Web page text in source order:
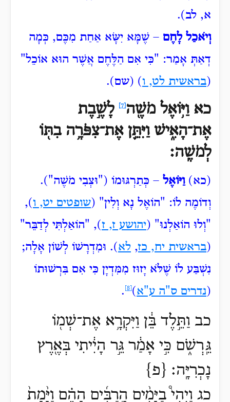
א, לב).
וְיֹאכַל לָחֶם – שֶׁמָּא יִשָּׂא אַחַת מִכֶּם, כְּמָה
דְאַתְּ אָמַר: "כִּי אִם הַלֶּחֶם אֲשֶׁר הוּא אוֹכֵל"
(בראשית לט, ו) (שם).
כא וַיּ֥וֹאֶל מֹשֶׁ֖ה
לָשֶׁ֣בֶת
אֶת־הָאִ֑ישׁ וַיִּתֵּ֛ן אֶת־צִפֹּרָ֥ה בִתּ֖וֹ
לְמֹשֶֽׁה׃
(כא)וַיּוֹאֶל – כְּתַרְגּוּמוֹ ("וּצְבִי מֹשֶׁה").
וְדוֹמֶה לוֹ: "הוֹאֶל נָא וְלִין" (שופטים יט, ו),
"וְלוּ הוֹאַלְנוּ" (יהושע ז, ז), "הוֹאַלְתִּי לְדַבֵּר"
(בראשית יח, כז, לא). וּמִדְרָשׁוֹ לְשׁוֹן אָלָה;
נִשְׁבַּע לוֹ שֶׁלֹּא יָזוּז מִמִּדְיָן כִּי אִם בִּרְשׁוּתוֹ
(נדרים ס"ה ע"א)
.
כב וַתֵּ֣לֶד בֵּ֔ן וַיִּקְרָ֥א אֶת־שְׁמ֖וֹ
גֵּֽרְשֹׁ֑ם כִּ֣י אָמַ֔ר גֵּ֣ר הָיִ֔יתִי בְּאֶ֖רֶץ
נָכְרִיָּֽה׃ {פ}
כג וַיְהִי֩ בַיָּמִ֨ים הָֽרַבִּ֜ים הָהֵ֗ם וַיָּ֨מָת֙